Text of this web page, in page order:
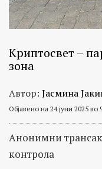
Криптосвет –
зона
Автор: Јасмина
Објавено на 24 јуни 2025 во
Анонимни
контрола